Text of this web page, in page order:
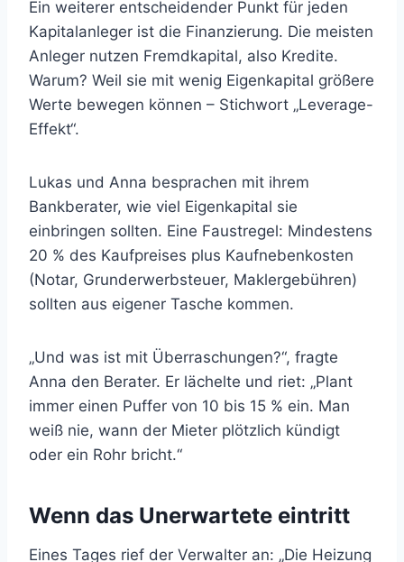
Ein weiterer entscheidender Punkt für jeden
Kapitalanleger ist die Finanzierung. Die meisten
Anleger nutzen Fremdkapital, also Kredite.
Warum? Weil sie mit wenig Eigenkapital größere
Werte bewegen können – Stichwort „Leverage-
Effekt“.
Lukas und Anna besprachen mit ihrem
Bankberater, wie viel Eigenkapital sie
einbringen sollten. Eine Faustregel: Mindestens
20 % des Kaufpreises plus Kaufnebenkosten
(Notar, Grunderwerbsteuer, Maklergebühren)
sollten aus eigener Tasche kommen.
„Und was ist mit Überraschungen?“, fragte
Anna den Berater. Er lächelte und riet: „Plant
immer einen Puffer von 10 bis 15 % ein. Man
weiß nie, wann der Mieter plötzlich kündigt
oder ein Rohr bricht.“
Wenn das Unerwartete eintritt
Eines Tages rief der Verwalter an: „Die Heizung